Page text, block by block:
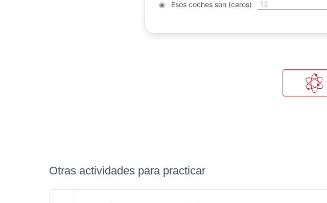
◉Esos coches son (caros) 12
Otras actividades para practicar